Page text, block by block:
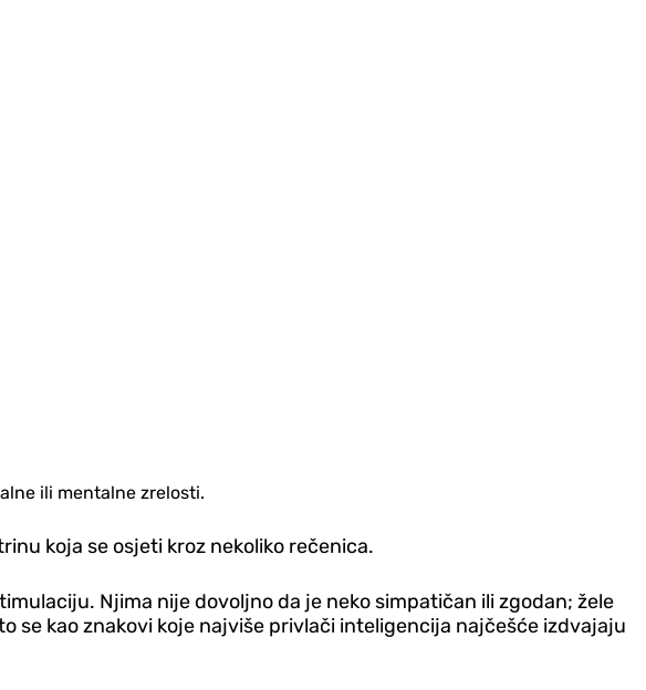
ili mentalne zrelosti.
koja se osjeti kroz nekoliko rečenica.
Njima nije dovoljno da je neko simpatičan ili zgodan; žele
se kao znakovi koje najviše privlači inteligencija najčešće izdvajaju